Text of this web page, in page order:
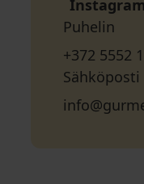
Instagram
Puhelin
+372 5552
Sähköposti